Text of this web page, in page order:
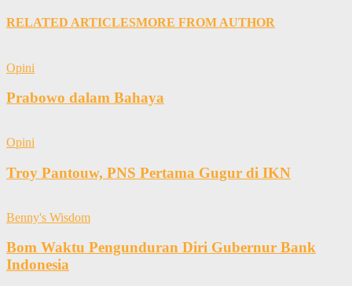
RELATED ARTICLESMORE FROM AUTHOR
Opini
Prabowo dalam Bahaya
Opini
Troy Pantouw, PNS Pertama Gugur di IKN
Benny's Wisdom
Bom Waktu Pengunduran Diri Gubernur Bank
Indonesia